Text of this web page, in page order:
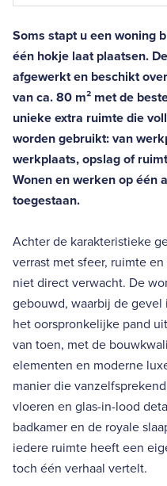
Soms stapt u een woning
één hokje laat plaatsen.
afgewerkt en beschikt
van ca. 80 m² met de
unieke extra ruimte die
worden gebruikt: van
werkplaats, opslag of
Wonen en werken op één
toegestaan.
Achter de karakteristieke
verrast met sfeer, ruimte
niet direct verwacht. De
gebouwd, waarbij de
het oorspronkelijke pand
van toen, met de
elementen en moderne
manier die
vloeren en glas-in-lood
badkamer en de royale
iedere ruimte heeft een
toch één verhaal vertelt.